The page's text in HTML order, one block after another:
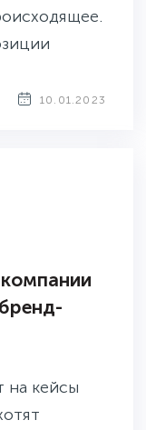
к
10.01.2023
на кейсы